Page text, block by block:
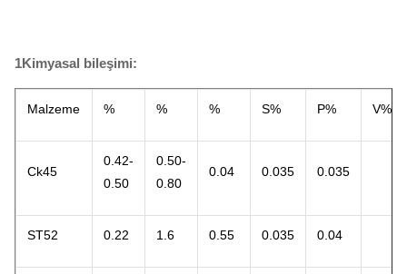
1Kimyasal bileşimi:
Malzeme % % % S% P% V%
Ck45
0.42-
0.50
0.50-
0.80
0.04 0.035 0.035
ST52 0.22 1.6 0.55 0.035 0.04